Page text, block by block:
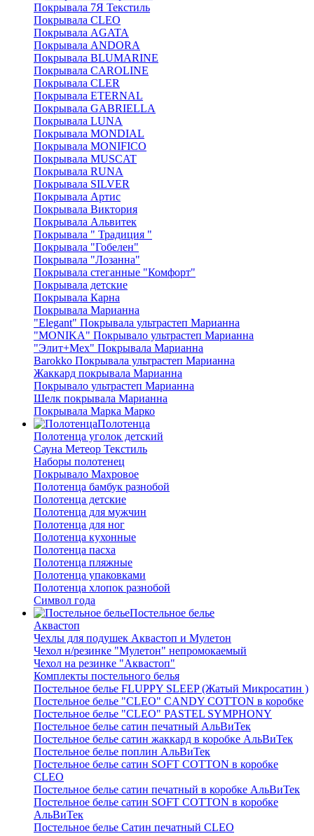
Покрывала 7Я Текстиль
Покрывала CLEO
Покрывала AGATA
Покрывала ANDORA
Покрывала BLUMARINE
Покрывала CAROLINE
Покрывала CLER
Покрывала ETERNAL
Покрывала GABRIELLA
Покрывала LUNA
Покрывала MONDIAL
Покрывала MONIFICO
Покрывала MUSCAT
Покрывала RUNA
Покрывала SILVER
Покрывала Артис
Покрывала Виктория
Покрывала Альвитек
Покрывала " Традиция "
Покрывала "Гобелен"
Покрывала "Лозанна"
Покрывала стеганные "Комфорт"
Покрывала детские
Покрывала Карна
Покрывала Марианна
"Elegant" Покрывала ультрастеп Марианна
"MONIKA" Покрывало ультрастеп Марианна
"Элит+Мех" Покрывала Марианна
Barokko Покрывала ультрастеп Марианна
Жаккард покрывала Марианна
Покрывало ультрастеп Марианна
Шелк покрывала Марианна
Покрывала Марка Марко
Полотенца
Полотенца уголок детский
Сауна Метеор Текстиль
Наборы полотенец
Покрывало Махровое
Полотенца бамбук разнобой
Полотенца детские
Полотенца для мужчин
Полотенца для ног
Полотенца кухонные
Полотенца пасха
Полотенца пляжные
Полотенца упаковками
Полотенца хлопок разнобой
Символ года
Постельное белье
Аквастоп
Чехлы для подушек Аквастоп и Мулетон
Чехол н/резинке "Мулетон" непромокаемый
Чехол на резинке "Аквастоп"
Комплекты постельного белья
Постельное белье FLUPPY SLEEP (Жатый Микросатин )
Постельное белье "CLEO" CANDY COTTON в коробке
Постельное белье "CLEO" PASTEL SYMPHONY
Постельное белье сатин печатный АльВиТек
Постельное белье сатин жаккард в коробке АльВиТек
Постельное белье поплин АльВиТек
Постельное белье сатин SOFT COTTON в коробке
CLEO
Постельное белье сатин печатный в коробке АльВиТек
Постельное белье сатин SOFT COTTON в коробке
АльВиТек
Постельное белье Сатин печатный CLEO